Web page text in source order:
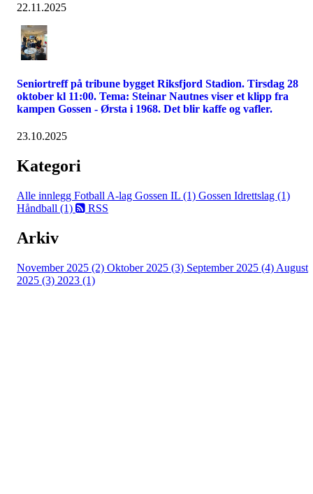
22.11.2025
Seniortreff på tribune bygget Riksfjord Stadion. Tirsdag 28
oktober kl 11:00. Tema: Steinar Nautnes viser et klipp fra
kampen Gossen - Ørsta i 1968. Det blir kaffe og vafler.
23.10.2025
Kategori
Alle innlegg Fotball A-lag Gossen IL (1) Gossen Idrettslag (1)
Håndball (1)
RSS
Arkiv
November 2025 (2) Oktober 2025 (3) September 2025 (4) August
2025 (3) 2023 (1)